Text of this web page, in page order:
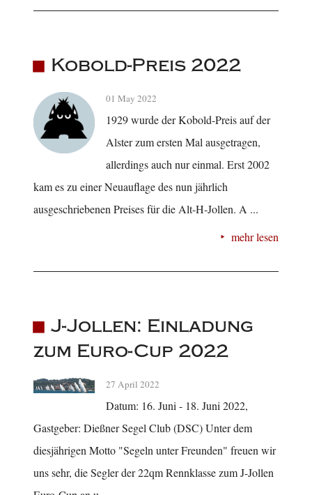
Kobold-Preis 2022
01 May 2022
1929 wurde der Kobold-Preis auf der
Alster zum ersten Mal ausgetragen,
allerdings auch nur einmal. Erst 2002
kam es zu einer Neuauflage des nun jährlich
ausgeschriebenen Preises für die Alt-H-Jollen. A ...
mehr lesen
J-Jollen: Einladung
zum Euro-Cup 2022
27 April 2022
Datum: 16. Juni - 18. Juni 2022,
Gastgeber: Dießner Segel Club (DSC) Unter dem
diesjährigen Motto "Segeln unter Freunden" freuen wir
uns sehr, die Segler der 22qm Rennklasse zum J-Jollen